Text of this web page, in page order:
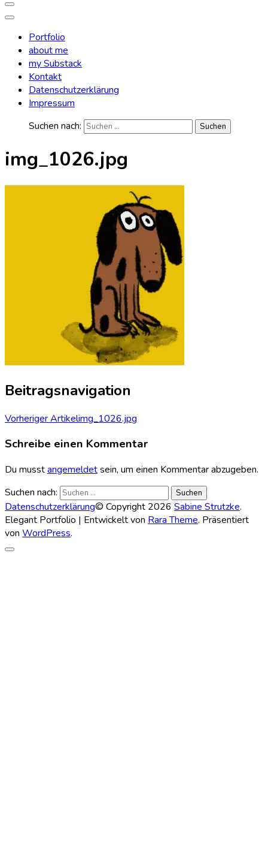
Portfolio
about me
my Substack
Kontakt
Datenschutzerklärung
Impressum
Suchen nach:
img_1026.jpg
Beitragsnavigation
Vorheriger Artikelimg_1026.jpg
Schreibe einen Kommentar
Du musstangemeldetsein, um einen Kommentar abzugeben.
Suchen nach:
Datenschutzerklärung© Copyright 2026 Sabine Strutzke.
Elegant Portfolio | Entwickelt von Rara Theme. Präsentiert
von WordPress.